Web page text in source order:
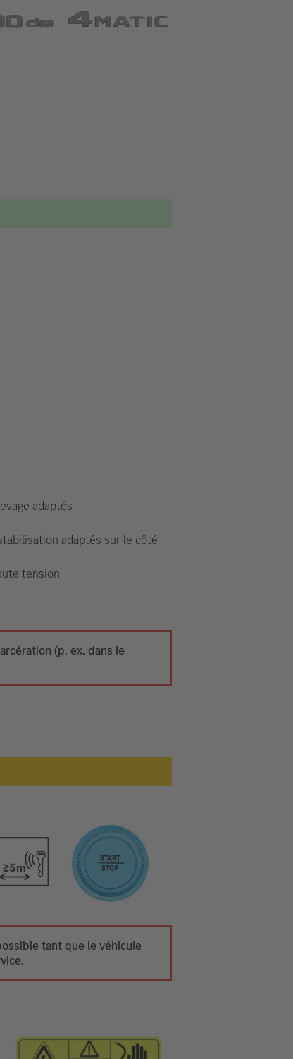
adaptés
adaptés sur le côté
tension
(p. ex. dans le
tant que le véhicule